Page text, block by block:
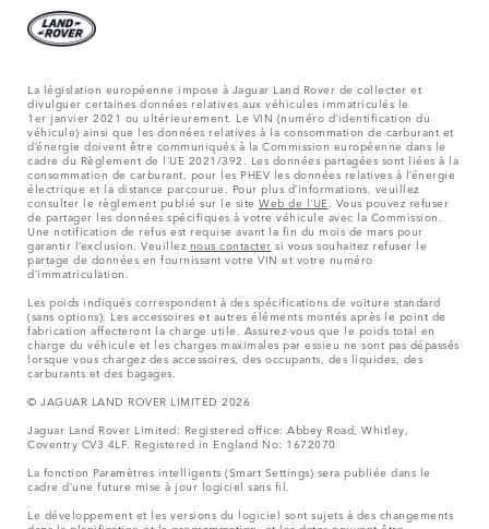
La législation européenne impose à Jaguar Land Rover de collecter et
divulguer certaines données relatives aux véhicules immatriculés le
1er janvier 2021 ou ultérieurement. Le VIN (numéro d’identification du
véhicule) ainsi que les données relatives à la consommation de carburant et
d’énergie doivent être communiqués à la Commission européenne dans le
cadre du Règlement de l’UE 2021/392. Les données partagées sont liées à la
consommation de carburant, pour les PHEV les données relatives à l’énergie
électrique et la distance parcourue. Pour plus d’informations, veuillez
consulter le règlement publié sur le site Web de l’UE. Vous pouvez refuser
de partager les données spécifiques à votre véhicule avec la Commission.
Une notification de refus est requise avant la fin du mois de mars pour
garantir l’exclusion. Veuillez nous contacter si vous souhaitez refuser le
partage de données en fournissant votre VIN et votre numéro
d’immatriculation.
Les poids indiqués correspondent à des spécifications de voiture standard
(sans options). Les accessoires et autres éléments montés après le point de
fabrication affecteront la charge utile. Assurez-vous que le poids total en
charge du véhicule et les charges maximales par essieu ne sont pas dépassés
lorsque vous chargez des accessoires, des occupants, des liquides, des
carburants et des bagages.
© JAGUAR LAND ROVER LIMITED 2026
Jaguar Land Rover Limited: Registered office: Abbey Road, Whitley,
Coventry CV3 4LF. Registered in England No: 1672070
La fonction Paramètres intelligents (Smart Settings) sera publiée dans le
cadre d’une future mise à jour logiciel sans fil.
Le développement et les versions du logiciel sont sujets à des changements